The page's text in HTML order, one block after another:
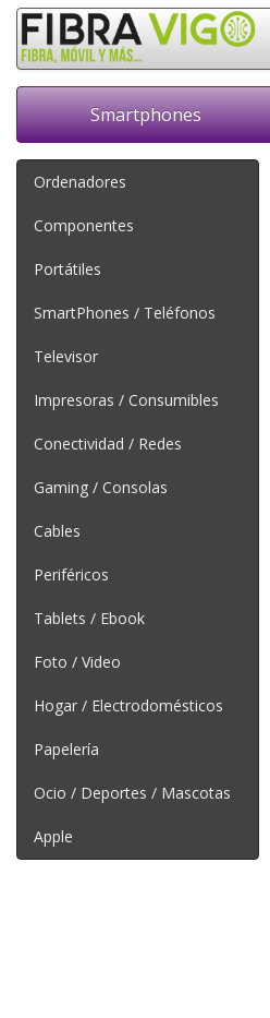
Smartphones
Ordenadores
Componentes
Portátiles
SmartPhones / Teléfonos
Televisor
Impresoras / Consumibles
Conectividad / Redes
Gaming / Consolas
Cables
Periféricos
Tablets / Ebook
Foto / Video
Hogar / Electrodomésticos
Papelería
Ocio / Deportes / Mascotas
Apple